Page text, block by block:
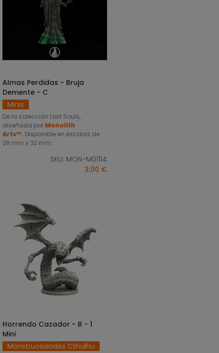
SELECCIONAR OPCIONES
Almas Perdidas - Bruja
Demente - C
Minis
De la colección Lost Souls,
diseñada por Monolith
Arts™. Disponible en escalas de
28 mm y 32 mm.
SKU: MON-M01114
3,00 €
SELECCIONAR OPCIONES
Horrendo Cazador - B - 1
Mini
Monstruosidades Cthulhu